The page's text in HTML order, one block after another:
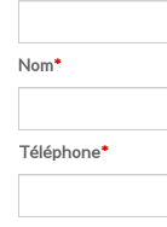
Nom*
Téléphone*